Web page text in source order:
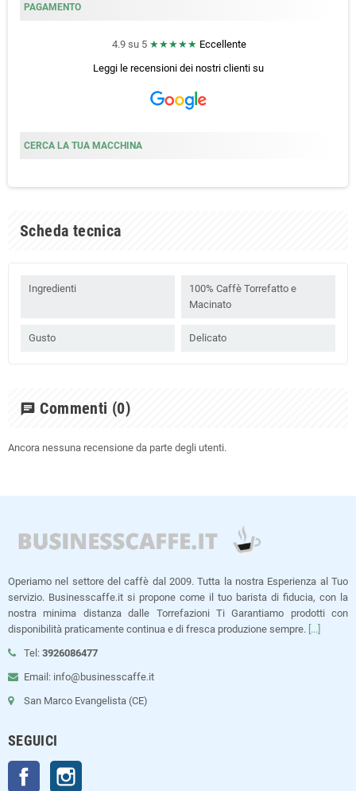
PAGAMENTO
4.9 su 5 ★★★★★ Eccellente
Leggi le recensioni dei nostri clienti su
CERCA LA TUA MACCHINA
Scheda tecnica
Ingredienti
100% Caffè Torrefatto e
Macinato
Gusto Delicato
chat Commenti (0)
Ancora nessuna recensione da parte degli utenti.
Operiamo nel settore del caffè dal 2009. Tutta la nostra Esperienza al Tuo
servizio. Businesscaffe.it si propone come il tuo barista di fiducia, con la
nostra minima distanza dalle Torrefazioni Ti Garantiamo prodotti con
disponibilità praticamente continua e di fresca produzione sempre. [...]
Tel: 3926086477
Email: info@businesscaffe.it
San Marco Evangelista (CE)
SEGUICI
Facebook